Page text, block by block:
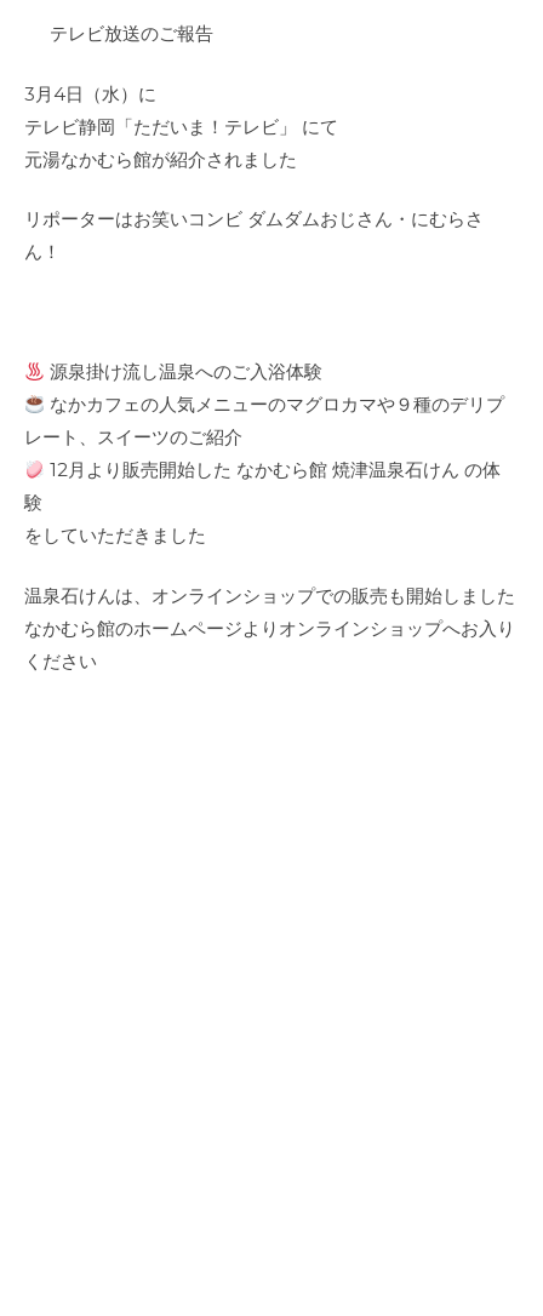
テレビ放送のご報告
3月4日（水）に
テレビ静岡「ただいま！テレビ」 にて
元湯なかむら館が紹介されました
リポーターはお笑いコンビ ダムダムおじさん・にむらさ
ん！
源泉掛け流し温泉へのご入浴体験
なかカフェの人気メニューのマグロカマや９種のデリプ
レート、スイーツのご紹介
12月より販売開始した なかむら館 焼津温泉石けん の体
験
をしていただきました
温泉石けんは、オンラインショップでの販売も開始しました
なかむら館のホームページよりオンラインショップへお入り
ください